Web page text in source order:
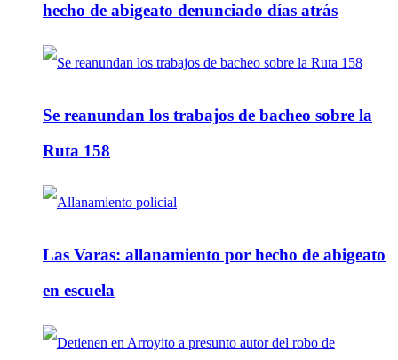
hecho de abigeato denunciado días atrás
Se reanundan los trabajos de bacheo sobre la
Ruta 158
Las Varas: allanamiento por hecho de abigeato
en escuela